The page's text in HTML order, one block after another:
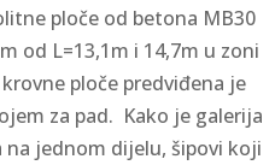
ploče od betona MB30
od L=13,1m i 14,7m u zoni
ploče predviđena je
za pad. Kako je galerija
jednom dijelu, šipovi koji